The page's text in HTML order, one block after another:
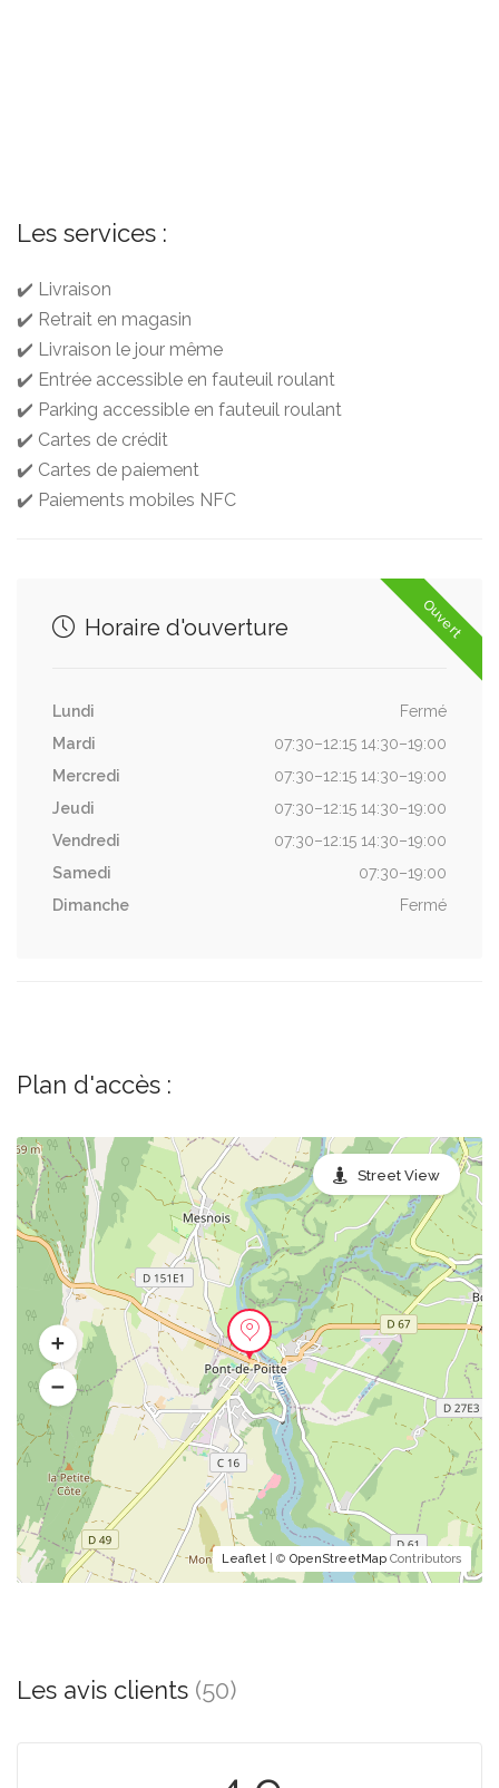
Les services :
✔️ Livraison
✔️ Retrait en magasin
✔️ Livraison le jour même
✔️ Entrée accessible en fauteuil roulant
✔️ Parking accessible en fauteuil roulant
✔️ Cartes de crédit
✔️ Cartes de paiement
✔️ Paiements mobiles NFC
Ouvert
Horaire d'ouverture
Lundi
Fermé
Mardi
07:30–12:15 14:30–19:00
Mercredi
07:30–12:15 14:30–19:00
Jeudi
07:30–12:15 14:30–19:00
Vendredi
07:30–12:15 14:30–19:00
Samedi
07:30–19:00
Dimanche
Fermé
Plan d'accès :
Leaflet | © OpenStreetMap Contributors
Street View
Les avis clients (50)